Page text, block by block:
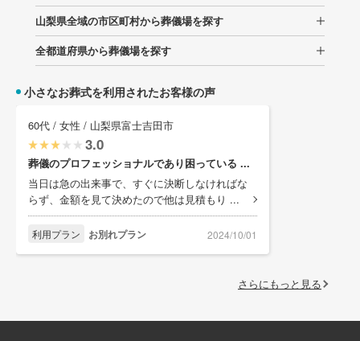
山梨県全域の市区町村から葬儀場を探す
全都道府県から葬儀場を探す
小さなお葬式を利用されたお客様の声
60代 / 女性 / 山梨県富士吉田市
3.0
葬儀のプロフェッショナルであり困っている ...
当日は急の出来事で、すぐに決断しなければな
らず、金額を見て決めたので他は見積もり ...
利用プラン お別れプラン 2024/10/01
さらにもっと見る